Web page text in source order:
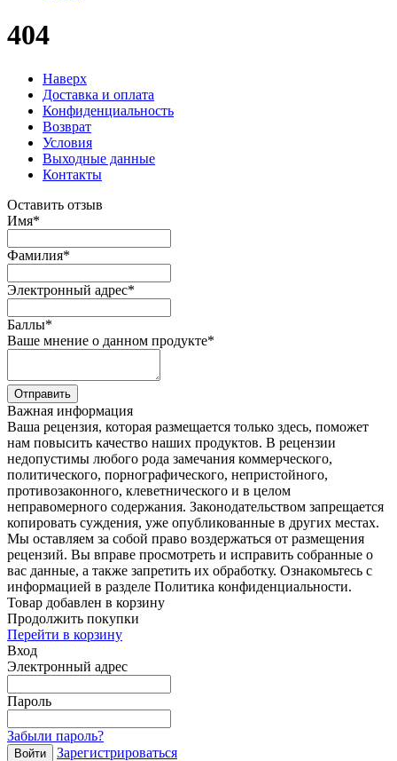
404
Наверх
Доставка и оплата
Конфиденциальность
Возврат
Условия
Выходные данные
Контакты
Оставить отзыв
Имя*
Фамилия*
Электронный адрес*
Баллы*
Ваше мнение о данном продукте*
Отправить
Важная информация
Ваша рецензия, которая размещается только здесь, поможет
нам повысить качество наших продуктов. В рецензии
недопустимы любого рода замечания коммерческого,
политического, порнографического, непристойного,
противозаконного, клеветнического и в целом
неправомерного содержания. Законодательством запрещается
копировать суждения, уже опубликованные в других местах.
Мы оставляем за собой право воздержаться от размещения
рецензий. Вы вправе просмотреть и исправить собранные о
вас данные, а также запретить их обработку. Ознакомьтесь с
информацией в разделе Политика конфиденциальности.
Товар добавлен в корзину
Продолжить покупки
Перейти в корзину
Вход
Электронный адрес
Пароль
Забыли пароль?
Войти
Зарегистрироваться